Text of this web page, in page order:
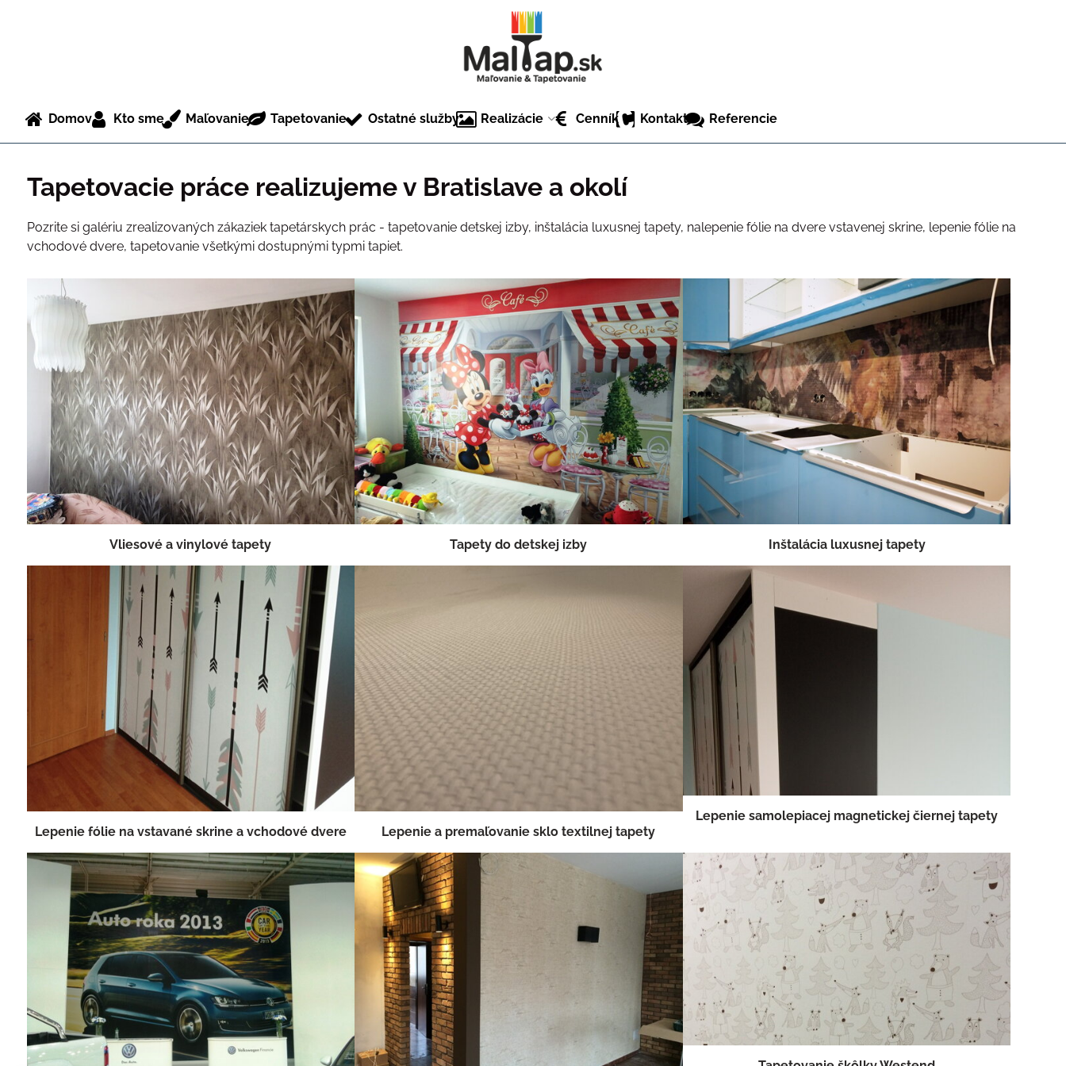
Domov Kto sme Maľovanie Tapetovanie Ostatné služby Realizácie Cenník Kontakt Referencie
Tapetovacie práce realizujeme v Bratislave a okolí
Pozrite si galériu zrealizovaných zákaziek tapetárskych prác - tapetovanie detskej izby, inštalácia luxusnej tapety, nalepenie fólie na dvere vstavenej skrine, lepenie fólie na
vchodové dvere, tapetovanie všetkými dostupnými typmi tapiet.
Vliesové a vinylové tapety Tapety do detskej izby Inštalácia luxusnej tapety
Lepenie fólie na vstavané skrine a vchodové dvere Lepenie a premaľovanie sklo textilnej tapety
Lepenie samolepiacej magnetickej čiernej tapety